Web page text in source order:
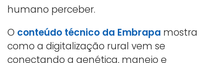
humano perceber.
O conteúdo técnico da Embrapa mostra
como a digitalização rural vem se
conectando a genética, manejo e